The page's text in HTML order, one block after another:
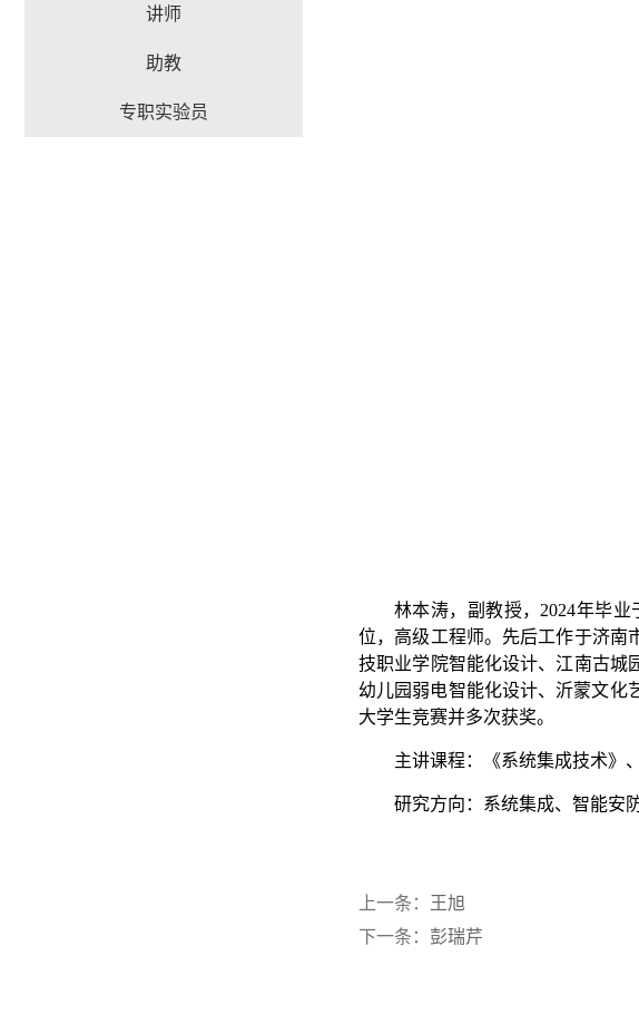
讲师
助教
专职实验员
林本涛，副教授，2024年毕
位，高级工程师。先后工作于济南
技职业学院智能化设计、江南古城
幼儿园弱电智能化设计、沂蒙文化
大学生竞赛并多次获奖。
主讲课程：《系统集成技术》
研究方向：系统集成、智能安
上一条：
王旭
下一条： 彭瑞芹